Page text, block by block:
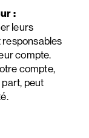
:
leurs
responsables
compte.
compte,
peut